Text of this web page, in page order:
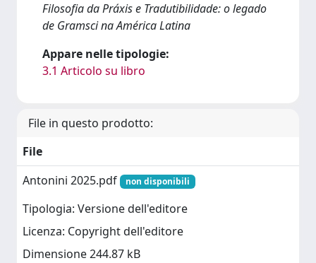
Filosofia da Práxis e Tradutibilidade: o legado
de Gramsci na América Latina
Appare nelle tipologie:
3.1 Articolo su libro
File in questo prodotto:
File
Antonini 2025.pdf
non disponibili
Tipologia: Versione dell'editore
Licenza: Copyright dell'editore
Dimensione 244.87 kB